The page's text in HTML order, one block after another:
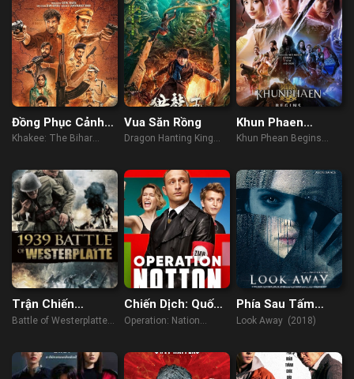
Đồng Phục Cảnh
Sát: Ký Sự Bihar
Khakee: The Bihar
Vua Săn Rồng
Dragon Hanting King
Khun Phaen
Huyền Thoại Bắt
Khun Phean Begins
Trận Chiến
Westerplatte
Battle of Westerplatte
Chiến Dịch: Quốc
Gia
Operation: Nation
Phía Sau Tấm
Gương
Look Away (2018)